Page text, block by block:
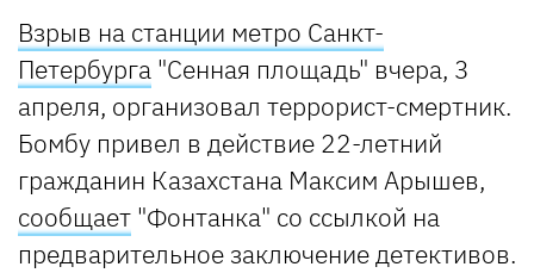
Взрыв на станции метро Санкт-
Петербурга "Сенная площадь" вчера, 3
апреля, организовал террорист-смертник.
Бомбу привел в действие 22-летний
гражданин Казахстана Максим Арышев,
сообщает "Фонтанка" со ссылкой на
предварительное заключение детективов.